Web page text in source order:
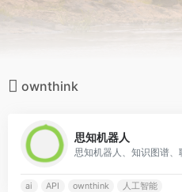
ownthink
思知机器人
ai API ownthink 人工智能